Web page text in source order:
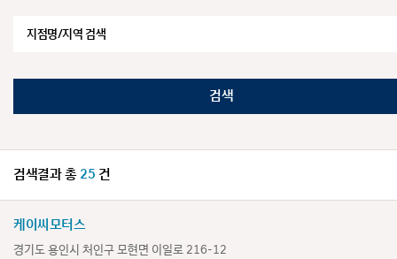
검색
검색결과 총 25 건
케이씨모터스
경기도 용인시 처인구 모현면 이일로 216-12